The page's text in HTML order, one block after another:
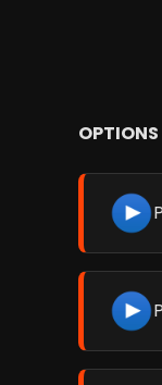
OPTIONS